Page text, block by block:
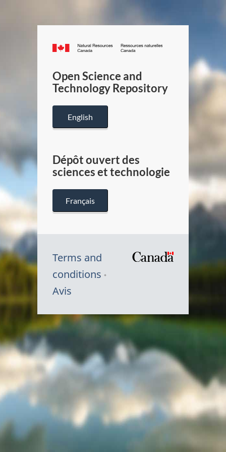
Canada.ca
/
Canada
Open Science and
Technology Repository
English
Dépôt ouvert des
sciences et technologie
Français
Terms and
conditions
Avis
Symbole
du